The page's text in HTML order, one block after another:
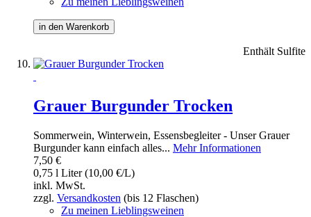
in den Warenkorb
Enthält Sulfite
Grauer Burgunder Trocken
Sommerwein, Winterwein, Essensbegleiter - Unser Grauer
Burgunder kann einfach alles... Mehr Informationen
7,50 €
0,75 l Liter (10,00 €/L)
inkl. MwSt.
zzgl. Versandkosten (bis 12 Flaschen)
Zu meinen Lieblingsweinen